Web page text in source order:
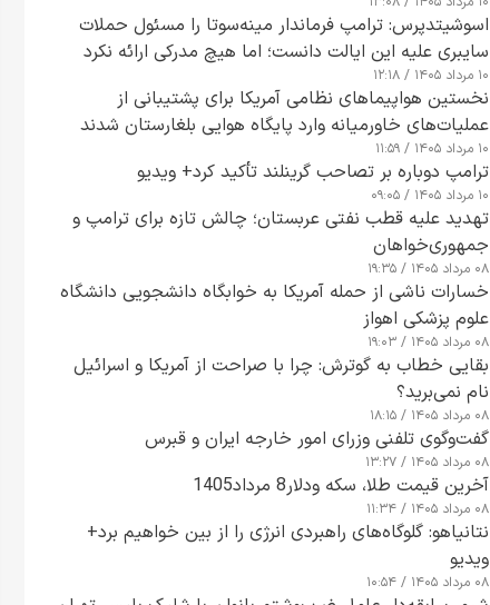
اسوشیتدپرس: ترامپ فرماندار مینه‌سوتا را مسئول حملات
سایبری علیه این ایالت دانست؛ اما هیچ مدرکی ارائه نکرد
۱۰ مرداد ۱۴۰۵ / ۱۲:۱۸
نخستین هواپیماهای نظامی آمریکا برای پشتیبانی از
عملیات‌های خاورمیانه وارد پایگاه هوایی بلغارستان شدند
۱۰ مرداد ۱۴۰۵ / ۱۱:۵۹
ترامپ دوباره بر تصاحب گرینلند تأکید کرد+ ویدیو
۱۰ مرداد ۱۴۰۵ / ۰۹:۰۵
تهدید علیه قطب نفتی عربستان؛ چالش تازه برای ترامپ و
جمهوری‌خواهان
۰۸ مرداد ۱۴۰۵ / ۱۹:۳۵
خسارات ناشی از حمله آمریکا به خوابگاه دانشجویی دانشگاه
علوم پزشکی اهواز
۰۸ مرداد ۱۴۰۵ / ۱۹:۰۳
بقایی خطاب به گوترش: چرا با صراحت از آمریکا و اسرائیل
نام نمی‌برید؟
۰۸ مرداد ۱۴۰۵ / ۱۸:۱۵
گفت‌وگوی تلفنی وزرای امور خارجه ایران و قبرس
۰۸ مرداد ۱۴۰۵ / ۱۳:۲۷
آخرین قیمت طلا، سکه ودلار8 مرداد1405
۰۸ مرداد ۱۴۰۵ / ۱۱:۳۴
نتانیاهو: گلوگاه‌های راهبردی انرژی را از بین خواهیم برد+
ویدیو
۰۸ مرداد ۱۴۰۵ / ۱۰:۵۴